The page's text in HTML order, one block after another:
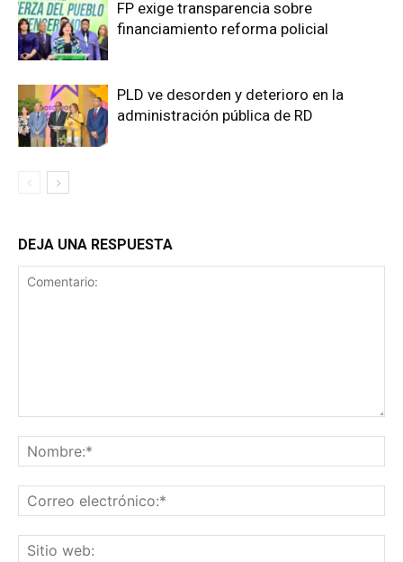
FP exige transparencia sobre
financiamiento reforma policial
PLD ve desorden y deterioro en la
administración pública de RD
DEJA UNA RESPUESTA